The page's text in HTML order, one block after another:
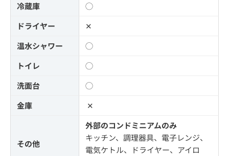
冷蔵庫
◯
ドライヤー
✕
温水シャワー
◯
トイレ
◯
洗面台
◯
金庫
✕
その他
外部のコンドミニアムのみ
キッチン、調理器具、電子レンジ、
電気ケトル、ドライヤー、アイロ